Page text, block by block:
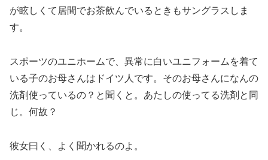
が眩しくて居間でお茶飲んでいるときもサングラスしま
す。
スポーツのユニホームで、異常に白いユニフォームを着て
いる子のお母さんはドイツ人です。そのお母さんになんの
洗剤使っているの？と聞くと。あたしの使ってる洗剤と同
じ。何故？
彼女曰く、よく聞かれるのよ。